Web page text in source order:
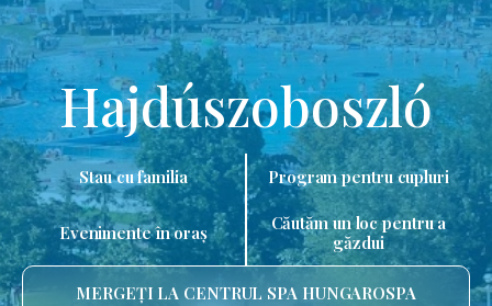
Hajdúszoboszló
Stau cu familia Program pentru cupluri
Evenimente în oraș
Căutăm un loc pentru a
găzdui
MERGEȚI LA CENTRUL SPA HUNGAROSPA